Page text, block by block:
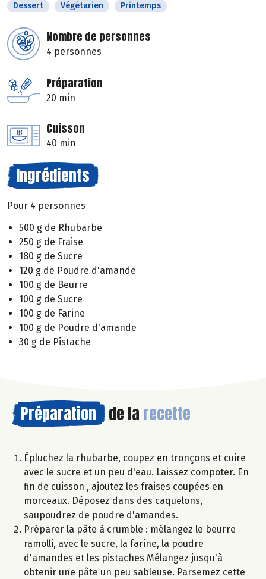
Dessert Végétarien Printemps
Nombre de personnes
4 personnes
Préparation
20 min
Cuisson
40 min
Ingrédients
Pour 4 personnes
500 g de Rhubarbe
250 g de Fraise
180 g de Sucre
120 g de Poudre d'amande
100 g de Beurre
100 g de Sucre
100 g de Farine
100 g de Poudre d'amande
30 g de Pistache
Préparation de la recette
Épluchez la rhubarbe, coupez en tronçons et cuire
avec le sucre et un peu d'eau. Laissez compoter. En
fin de cuisson , ajoutez les fraises coupées en
morceaux. Déposez dans des caquelons,
saupoudrez de poudre d'amandes.
Préparer la pâte à crumble : mélangez le beurre
ramolli, avec le sucre, la farine, la poudre
d'amandes et les pistaches Mélangez jusqu'à
obtenir une pâte un peu sableuse. Parsemez cette